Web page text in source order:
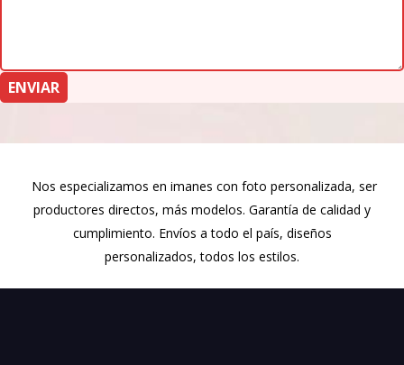
Nos especializamos en imanes con foto personalizada, ser
productores directos, más modelos. Garantía de calidad y
cumplimiento. Envíos a todo el país, diseños
personalizados, todos los estilos.